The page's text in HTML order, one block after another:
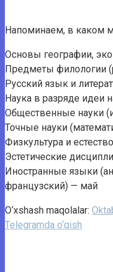
Напоминаем, в каком
Основы географии,
Предметы филологии
Русский язык и
Наука в разряде идеи
Общественные науки
Точные науки
Физкультура и
Эстетические
Иностранные языки
французский) — май
O‘xshash maqolalar:
Telegramda o‘qish